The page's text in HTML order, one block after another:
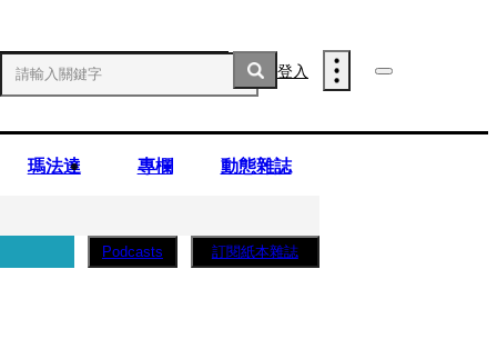
登入
瑪法達 專欄 動態雜誌
Podcasts 訂閱紙本雜誌